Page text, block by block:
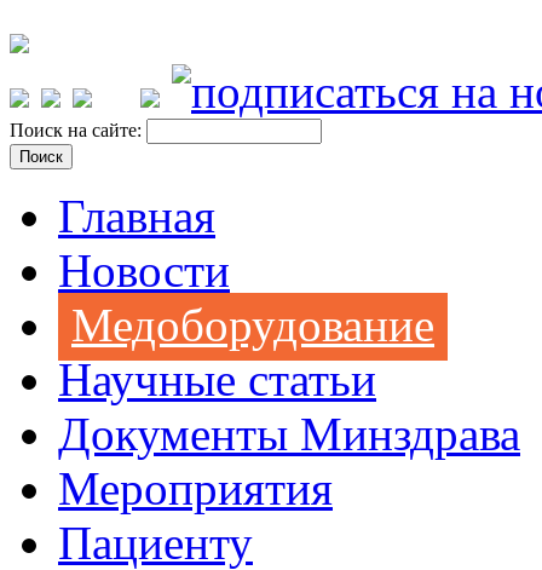
Поиск на сайте:
Главная
Новости
Медоборудование
Научные статьи
Документы Минздрава
Мероприятия
Пациенту